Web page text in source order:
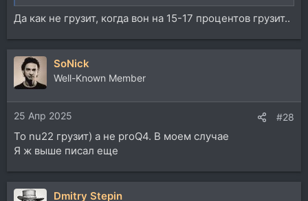
Да как не грузит, когда вон на 15-17 процентов грузит..
SoNick
Well-Known Member
25 Апр 2025 #28
То nu22 грузит) а не proQ4. В моем случае
Я ж выше писал еще
Dmitry Stepin